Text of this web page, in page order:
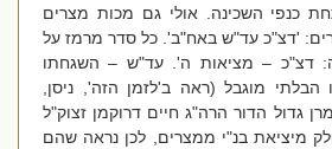
כנפי השכינה. אולי גם מכות מצרים
'דצ"כ עד"ש באח"ב'. כל סדר מרמז על
דצ"כ – מציאות ה'. עד"ש – השגחתו
מוגבל (ראה ב'לזמן הזה', ניסן,
הדור הרה"ג חיים דרוקמן זצוק"ל
מיציאת בנ"י ממצרים, לכן נראה שהם